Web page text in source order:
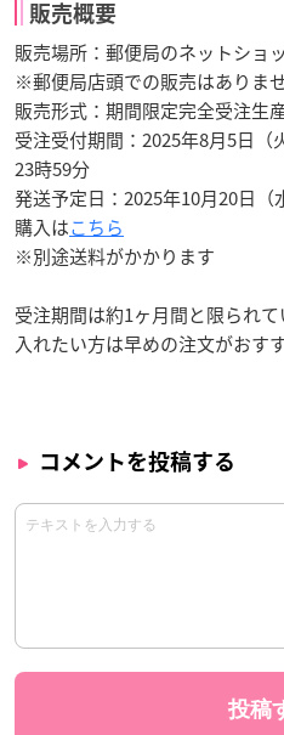
販売概要
販売場所：郵便局のネットショ
※郵便局店頭での販売はありま
販売形式：期間限定完全受注生
受注受付期間：2025年8月5日（
23時59分
発送予定日：2025年10月20日
購入はこちら
※別途送料がかかります
受注期間は約1ヶ月間と限られ
入れたい方は早めの注文がおす
コメントを投稿する